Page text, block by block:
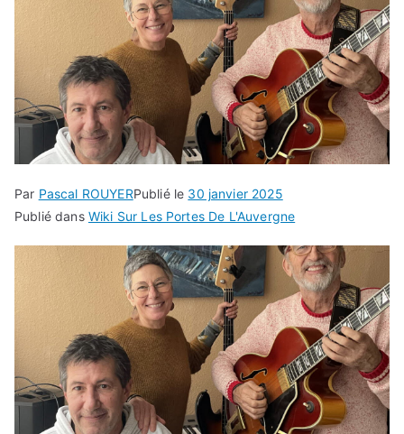
Par Pascal ROUYERPublié le 30 janvier 2025
Publié dans Wiki Sur Les Portes De L'Auvergne